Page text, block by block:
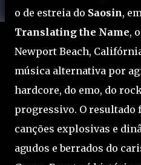
o de estreia do Saosin,
Translating the Name,
Newport Beach,
música alternativa por
hardcore, do emo, do
progressivo. O resultado
canções explosivas e
agudos e berrados do